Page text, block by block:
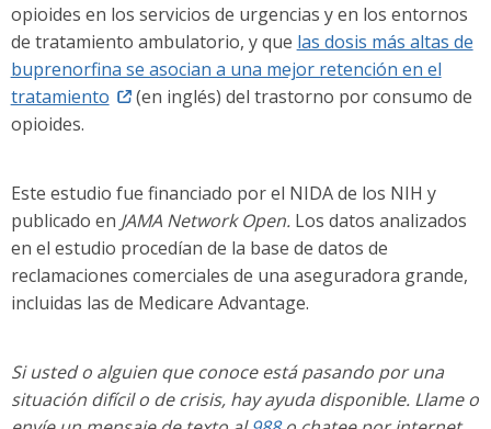
opioides en los servicios de urgencias y en los entornos
de tratamiento ambulatorio, y que las dosis más altas de
buprenorfina se asocian a una mejor retención en el
tratamiento
(en inglés) del trastorno por consumo de
opioides.
Este estudio fue financiado por el NIDA de los NIH y
publicado en JAMA Network Open.Los datos analizados
en el estudio procedían de la base de datos de
reclamaciones comerciales de una aseguradora grande,
incluidas las de Medicare Advantage.
Si usted o alguien que conoce está pasando por una
situación difícil o de crisis, hay ayuda disponible. Llame o